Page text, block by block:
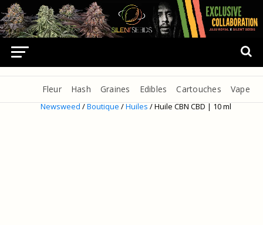
Fleur Hash Graines Edibles Cartouches Vape
Newsweed/Boutique/Huiles/ Huile CBN CBD | 10 ml